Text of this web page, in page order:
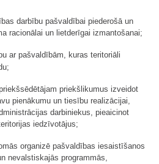
darbību pašvaldībai piederošā un
racionālai un lietderīgai izmantošanai;
ar pašvaldībām, kuras teritoriāli
priekšlikumus izveidot
pienākumu un tiesību realizācijai,
darbiniekus, pieaicinot
iedzīvotājus;
organizē pašvaldības iesaistīšanos
nevalstiskajās programmās,